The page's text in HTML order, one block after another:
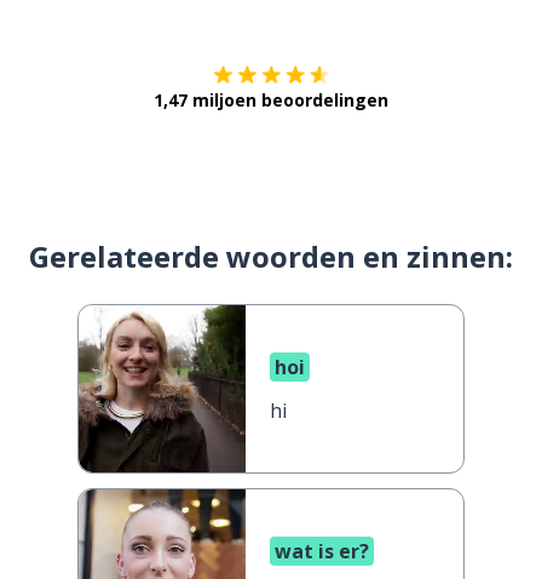
1,47 miljoen beoordelingen
Gerelateerde woorden en zinnen:
hoi
hi
wat is er?